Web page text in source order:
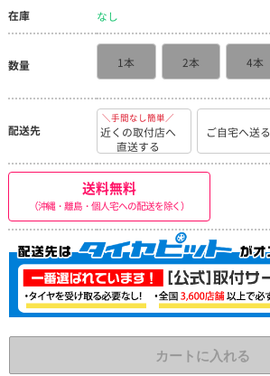
在庫 なし
数量 1本 2本 4本
配送先
＼手間なし簡単／
近くの取付店へ
直送する
ご自宅へ送る
送料無料
（沖縄・離島・個人宅への配送を除く）
カートに入れる